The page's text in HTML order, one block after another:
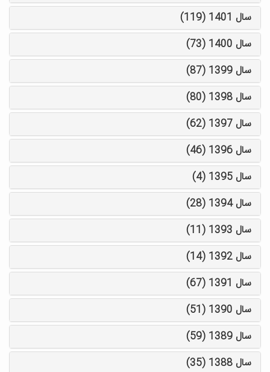
سال 1401 (119)
سال 1400 (73)
سال 1399 (87)
سال 1398 (80)
سال 1397 (62)
سال 1396 (46)
سال 1395 (4)
سال 1394 (28)
سال 1393 (11)
سال 1392 (14)
سال 1391 (67)
سال 1390 (51)
سال 1389 (59)
سال 1388 (35)